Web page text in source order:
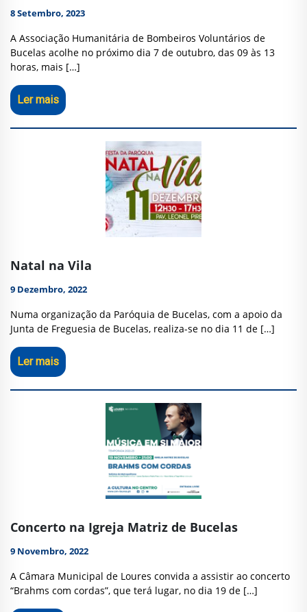
8 Setembro, 2023
A Associação Humanitária de Bombeiros Voluntários de
Bucelas acolhe no próximo dia 7 de outubro, das 09 às 13
horas, mais […]
Ler mais
Natal na Vila
9 Dezembro, 2022
Numa organização da Paróquia de Bucelas, com a apoio da
Junta de Freguesia de Bucelas, realiza-se no dia 11 de […]
Ler mais
Concerto na Igreja Matriz de Bucelas
9 Novembro, 2022
A Câmara Municipal de Loures convida a assistir ao concerto
“Brahms com cordas”, que terá lugar, no dia 19 de […]